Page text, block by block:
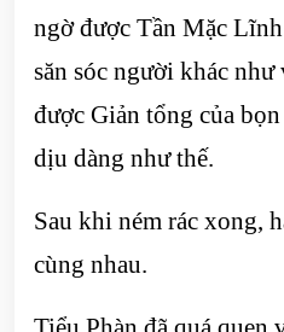
ngờ được Tần Mặc
săn sóc người khác
được Giản tổng của
dịu dàng như thế.
Sau khi ném rác xong,
cùng nhau.